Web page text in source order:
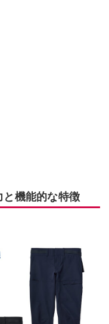
機能的な特徴